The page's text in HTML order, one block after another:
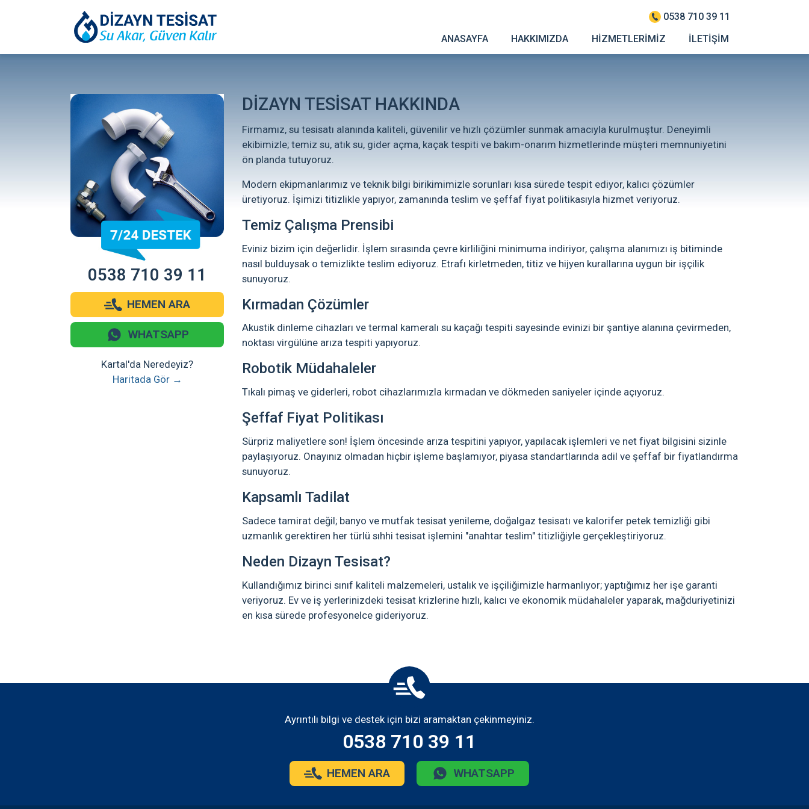
0538 710 39 11
ANASAYFA
HAKKIMIZDA HİZMETLERİMİZ İLETİŞİM
0538 710 39 11
HEMEN ARA
WHATSAPP
Kartal'da Neredeyiz?
Haritada Gör →
DİZAYN TESİSAT HAKKINDA
Firmamız, su tesisatı alanında kaliteli, güvenilir ve hızlı çözümler sunmak amacıyla kurulmuştur. Deneyimli
ekibimizle; temiz su, atık su, gider açma, kaçak tespiti ve bakım-onarım hizmetlerinde müşteri memnuniyetini
ön planda tutuyoruz.
Modern ekipmanlarımız ve teknik bilgi birikimimizle sorunları kısa sürede tespit ediyor, kalıcı çözümler
üretiyoruz. İşimizi titizlikle yapıyor, zamanında teslim ve şeffaf fiyat politikasıyla hizmet veriyoruz.
Temiz Çalışma Prensibi
Eviniz bizim için değerlidir. İşlem sırasında çevre kirliliğini minimuma indiriyor, çalışma alanımızı iş bitiminde
nasıl bulduysak o temizlikte teslim ediyoruz. Etrafı kirletmeden, titiz ve hijyen kurallarına uygun bir işçilik
sunuyoruz.
Kırmadan Çözümler
Akustik dinleme cihazları ve termal kameralı su kaçağı tespiti sayesinde evinizi bir şantiye alanına çevirmeden,
noktası virgülüne arıza tespiti yapıyoruz.
Robotik Müdahaleler
Tıkalı pimaş ve giderleri, robot cihazlarımızla kırmadan ve dökmeden saniyeler içinde açıyoruz.
Şeffaf Fiyat Politikası
Sürpriz maliyetlere son! İşlem öncesinde arıza tespitini yapıyor, yapılacak işlemleri ve net fiyat bilgisini sizinle
paylaşıyoruz. Onayınız olmadan hiçbir işleme başlamıyor, piyasa standartlarında adil ve şeffaf bir fiyatlandırma
sunuyoruz.
Kapsamlı Tadilat
Sadece tamirat değil; banyo ve mutfak tesisat yenileme, doğalgaz tesisatı ve kalorifer petek temizliği gibi
uzmanlık gerektiren her türlü sıhhi tesisat işlemini "anahtar teslim" titizliğiyle gerçekleştiriyoruz.
Neden Dizayn Tesisat?
Kullandığımız birinci sınıf kaliteli malzemeleri, ustalık ve işçiliğimizle harmanlıyor; yaptığımız her işe garanti
veriyoruz. Ev ve iş yerlerinizdeki tesisat krizlerine hızlı, kalıcı ve ekonomik müdahaleler yaparak, mağduriyetinizi
en kısa sürede profesyonelce gideriyoruz.
Ayrıntılı bilgi ve destek için bizi aramaktan çekinmeyiniz.
0538 710 39 11
HEMEN ARA WHATSAPP